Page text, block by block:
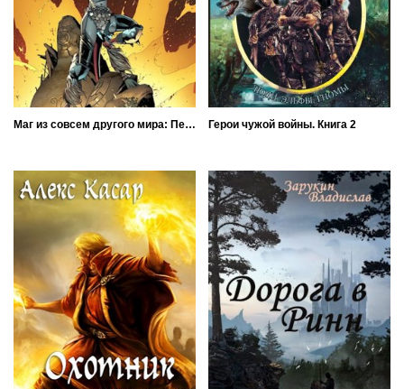
Маг из совсем другого мира: Первые шаги Герои чужой войны. Книга 2